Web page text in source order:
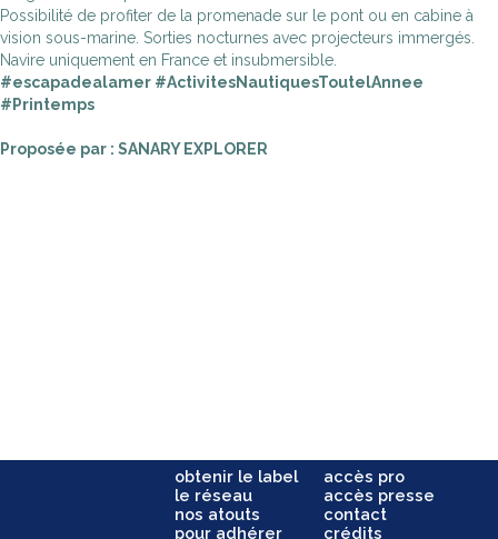
Possibilité de profiter de la promenade sur le pont ou en cabine à
vision sous-marine. Sorties nocturnes avec projecteurs immergés.
Navire uniquement en France et insubmersible.
#escapadealamer #ActivitesNautiquesToutelAnnee
#Printemps
Proposée par : SANARY EXPLORER
obtenir le label
le réseau
nos atouts
pour adhérer
accès pro
accès presse
contact
crédits